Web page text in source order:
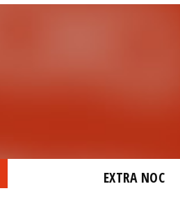
EXTRA NOC